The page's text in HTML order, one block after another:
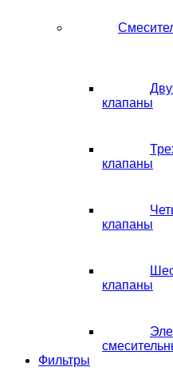
клапаны
клапаны
клапаны
клапаны
Фильтры